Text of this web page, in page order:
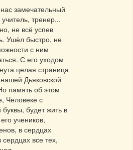
замечательный
тренер...
не всё успев
Ушёл быстро, не
с ним
С его уходом
целая страница
Дьяковской
память об этом
Человеке с
будет жить в
учеников,
в сердцах
сердцах все тех,